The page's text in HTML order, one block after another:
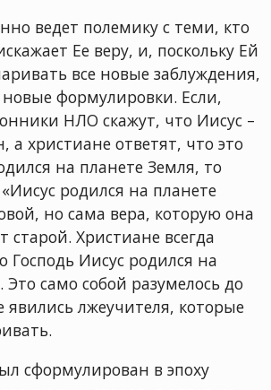
ведет полемику с теми, кто
Ее веру, и, поскольку Ей
все новые заблуждения,
формулировки. Если,
НЛО скажут, что Иисус –
а христиане ответят, что это
на планете Земля, то
родился на планете
но сама вера, которую она
старой. Христиане всегда
Господь Иисус родился на
само собой разумелось до
явились лжеучителя, которые
сформулирован в эпоху